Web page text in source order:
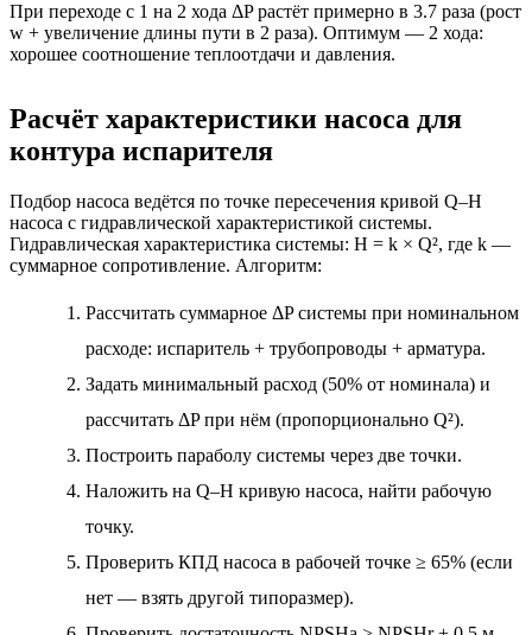
При переходе с 1 на 2 хода ΔP растёт примерно в 3.7 раза (рост
w + увеличение длины пути в 2 раза). Оптимум — 2 хода:
хорошее соотношение теплоотдачи и давления.
Расчёт характеристики насоса для
контура испарителя
Подбор насоса ведётся по точке пересечения кривой Q–H
насоса с гидравлической характеристикой системы.
Гидравлическая характеристика системы: H = k × Q², где k —
суммарное сопротивление. Алгоритм:
Рассчитать суммарное ΔP системы при номинальном
расходе: испаритель + трубопроводы + арматура.
Задать минимальный расход (50% от номинала) и
рассчитать ΔP при нём (пропорционально Q²).
Построить параболу системы через две точки.
Наложить на Q–H кривую насоса, найти рабочую
точку.
Проверить КПД насоса в рабочей точке ≥ 65% (если
нет — взять другой типоразмер).